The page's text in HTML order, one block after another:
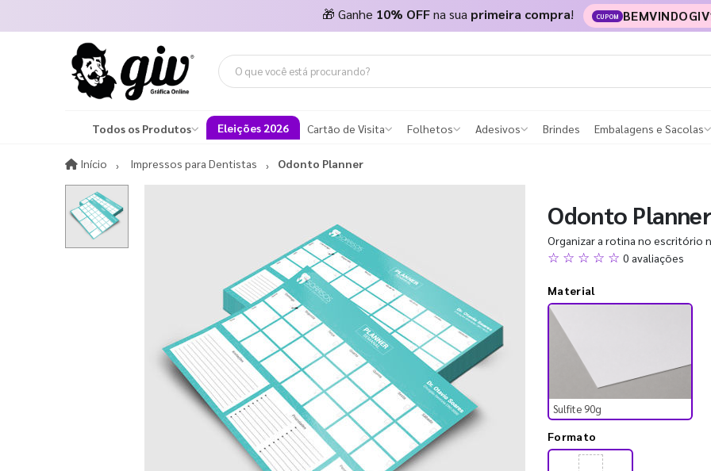
🎁 Ganhe 10% OFFna sua primeira compra! CUPOM
Todos os Produtos Eleições 2026 Cartão de Visita Folhetos Adesivos Brindes Embalagens e Sacolas
Início InícioImpressos para Dentistas Odonto Planner
Odonto Planner
Organizar a rotina no escritório
☆ ☆ ☆ ☆ ☆ 0 avaliações
Material
Sulfite 90g
Formato